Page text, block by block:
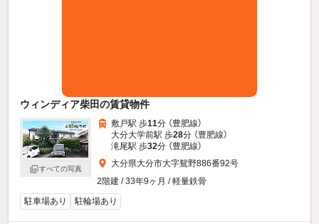
ウィンディア柴田の賃貸物件
すべての写真
敷戸駅 歩11分 （豊肥線）
大分大学前駅 歩28分 （豊肥線）
滝尾駅 歩32分 （豊肥線）
大分県大分市大字鴛野886番92号
2階建 / 33年9ヶ月 / 軽量鉄骨
駐車場あり
駐輪場あり